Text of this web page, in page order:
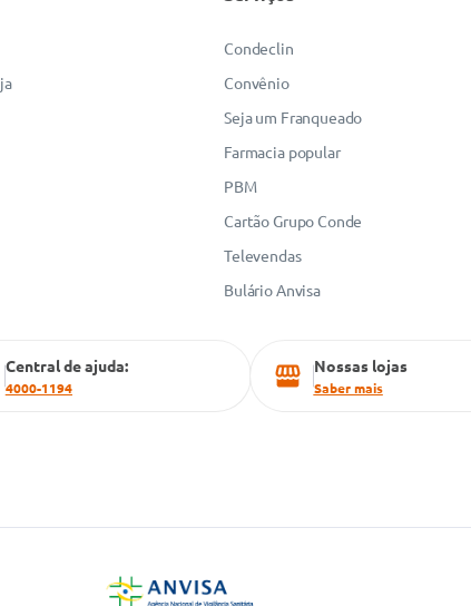
Condeclin
Convênio
Seja um Franqueado
Farmacia popular
PBM
Cartão Grupo Conde
Televendas
Bulário Anvisa
Central de ajuda:
4000-1194
Nossas lojas
Saber mais